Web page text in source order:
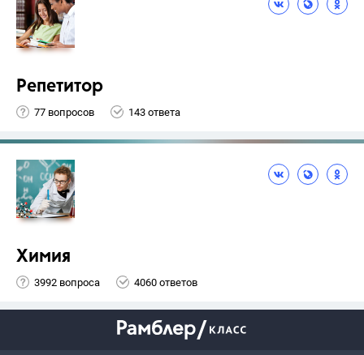
Репетитор
77 вопросов 143 ответа
Химия
3992 вопроса 4060 ответов